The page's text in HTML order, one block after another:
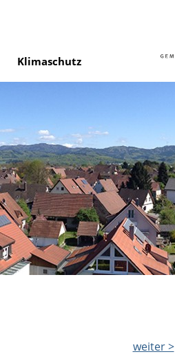
Klimaschutz
weiter >